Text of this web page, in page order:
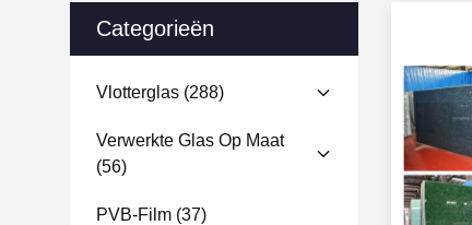
Categorieën
Vlotterglas (288)
Verwerkte Glas Op Maat
(56)
PVB-Film (37)